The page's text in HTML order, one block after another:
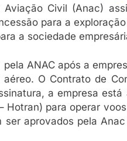
Civil (Anac)
para a
a sociedade
ANAC após a
O Contrato de
a empresa
Hotran) para operar
ser aprovados pela